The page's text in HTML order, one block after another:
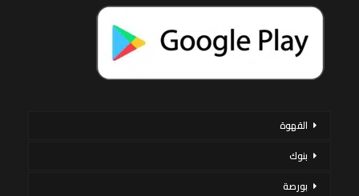
القهوة
بنوك
بورصة